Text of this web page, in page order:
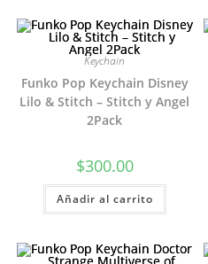
Keychain
Funko Pop Keychain Disney
Lilo & Stitch – Stitch y Angel
2Pack
$300.00
Añadir al carrito